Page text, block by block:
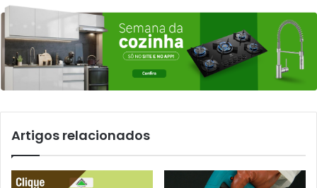
Artigos relacionados